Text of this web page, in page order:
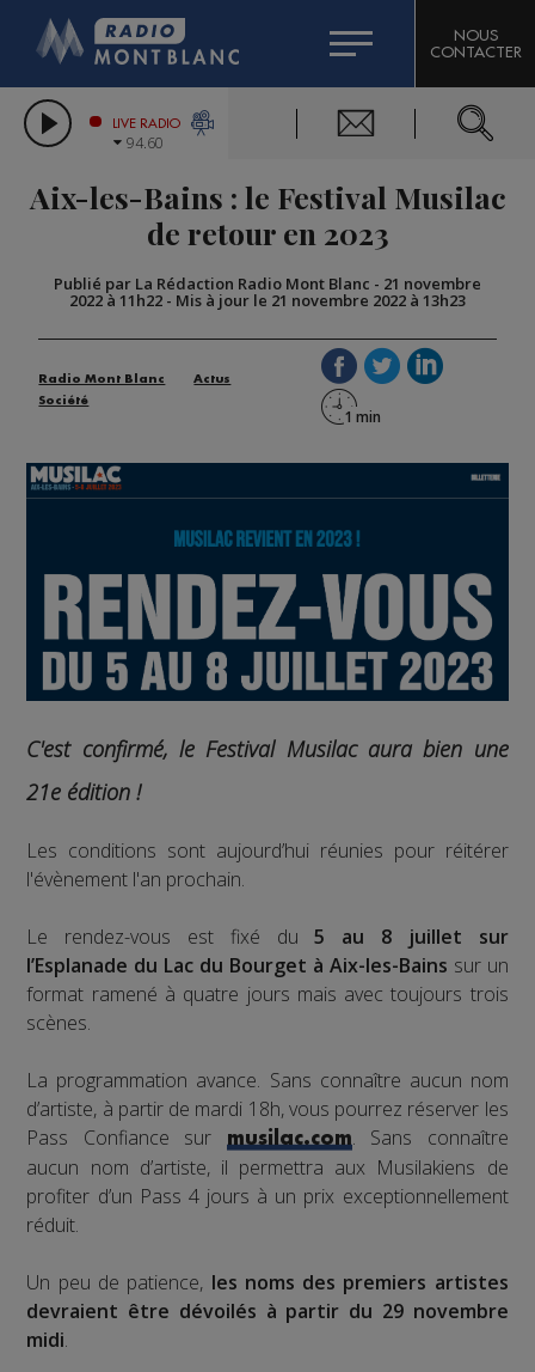
LES CHRONIQUES DE L'EXPERT
CITIZEN MACHINERY
GRAND MASSIF DOMAINES SKIABLES
BIGARD
COMPAGNIE DU MONT-BLANC
NOUS
CONTACTER
LIVE RADIO
94.60
Aix-les-Bains : le Festival Musilac
de retour en 2023
Publié par La Rédaction Radio Mont Blanc - 21 novembre
2022 à 11h22 - Mis à jour le 21 novembre 2022 à 13h23
Radio Mont Blanc
Actus
Société
C'est confirmé, le Festival Musilac aura bien une
21e édition !
Les conditions sont aujourd’hui réunies pour réitérer
l'évènement l'an prochain.
Le rendez-vous est fixé du5 au 8 juillet sur
l’Esplanade du Lac du Bourget à Aix-les-Bains sur un
format ramené à quatre jours mais avec toujours trois
scènes.
La programmation avance. Sans connaître aucun nom
d’artiste, à partir de mardi 18h, vous pourrez réserver les
Pass Confiance sur
musilac.com. Sans connaître
aucun nom d’artiste, il permettra aux Musilakiens de
profiter d’un Pass 4 jours à un prix exceptionnellement
réduit.
Un peu de patience, les noms des premiers artistes
devraient être dévoilés à partir du 29 novembre
midi.